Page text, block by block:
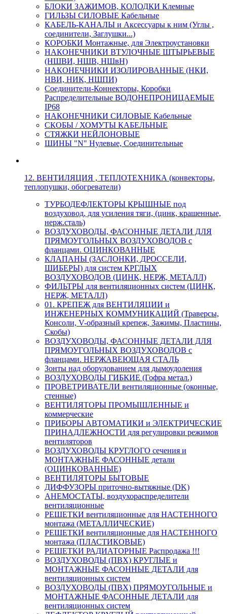
БЛОКИ ЗАЖИМОВ, КОЛОДКИ Клемные
ГИЛЬЗЫ СИЛОВЫЕ Кабельные
КАБЕЛЬ-КАНАЛЫ и Аксессуары к ним (Углы ,
соединители, Заглушки...)
КОРОБКИ Монтажные, для Электроустановки
НАКОНЕЧНИКИ ВТУЛОЧНЫЕ ШТЫРЬЕВЫЕ
(НШВИ, НШВ, НШвН)
НАКОНЕЧНИКИ ИЗОЛИРОВАННЫЕ (НКИ,
НВИ, НИК, НШПИ)
Соединители-Коннекторы, Коробки
Распределительные ВОДОНЕПРОНИЦАЕМЫЕ
IP68
НАКОНЕЧНИКИ СИЛОВЫЕ Кабельные
СКОБЫ / ХОМУТЫ КАБЕЛЬНЫЕ
СТЯЖКИ НЕЙЛОНОВЫЕ
ШИНЫ "N" Нулевые, Соединительные
12. ВЕНТИЛЯЦИЯ , ТЕПЛОТЕХНИКА (конвекторы,
теплопушки, обогреватели)
ТУРБОДЕФЛЕКТОРЫ КРЫШНЫЕ под
воздуховод, для усиления тяги, (цинк, крашенные,
нерж.сталь)
ВОЗДУХОВОДЫ, ФАСОННЫЕ ДЕТАЛИ ДЛЯ
ПРЯМОУГОЛЬНЫХ ВОЗДУХОВОДОВ с
фланцами. ОЦИНКОВАННЫЕ
КЛАПАНЫ (ЗАСЛОНКИ, ДРОССЕЛИ,
ШИБЕРЫ) для систем КРГЛЫХ
ВОЗДУХОВОДОВ (ЦИНК, НЕРЖ, МЕТАЛЛ)
ФИЛЬТРЫ для вентиляционных систем (ЦИНК,
НЕРЖ, МЕТАЛЛ)
01. КРЕПЕЖ для ВЕНТИЛЯЦИИ и
ИНЖЕНЕРНЫХ КОММУНИКАЦИЙ (Траверсы,
Консоли, V-образный крепеж, Зажимы, Пластины,
Скобы)
ВОЗДУХОВОДЫ, ФАСОННЫЕ ДЕТАЛИ ДЛЯ
ПРЯМОУГОЛЬНЫХ ВОЗДУХОВОДОВ с
фланцами. НЕРЖАВЕЮЩАЯ СТАЛЬ
Зонты над оборудованием для дымоудоления
ВОЗДУХОВОДЫ ГИБКИЕ (Гофра метал.)
ПРОВЕТРИВАТЕЛИ вентиляционные (оконные,
стенные)
ВЕНТИЛЯТОРЫ ПРОМЫШЛЕННЫЕ и
коммерческие
ПРИБОРЫ АВТОМАТИКИ и ЭЛЕКТРИЧЕСКИЕ
ПРИНАДЛЕЖНОСТИ для регулировки режимов
вентиляторов
ВОЗДУХОВОДЫ КРУГЛОГО сечения и
МОНТАЖНЫЕ ФАСОННЫЕ детали
(ОЦИНКОВАННЫЕ)
ВЕНТИЛЯТОРЫ БЫТОВЫЕ
ДИФФУЗОРЫ приточно-вытяжные (DK)
АНЕМОСТАТЫ, воздухораспределители
вентиляционные
РЕШЕТКИ вентиляционные для НАСТЕННОГО
монтажа (МЕТАЛЛИЧЕСКИЕ)
РЕШЕТКИ вентиляционные для НАСТЕННОГО
монтажа (ПЛАСТИКОВЫЕ)
РЕШЕТКИ РАДИАТОРНЫЕ Распродажа !!!
ВОЗДУХОВОДЫ (ПВХ) КРУГЛЫЕ и
МОНТАЖНЫЕ ФАСОННЫЕ ДЕТАЛИ для
вентиляционных систем
ВОЗДУХОВОДЫ (ПВХ) ПРЯМОУГОЛЬНЫЕ и
МОНТАЖНЫЕ ФАСОННЫЕ ДЕТАЛИ для
вентиляционных систем